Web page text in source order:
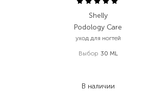
Shelly
Podology Care
уход для ногтей
Выбор 30 ML
В наличии